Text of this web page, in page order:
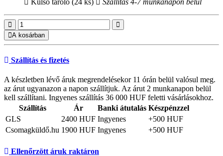
A kosárban
Szállítás és fizetés
A készletben lévő áruk megrendelésekor 11 órán belül valósul meg.
az árut ugyanazon a napon szállítjuk. Az árut 2 munkanapon belül
kell szállítani. Ingyenes szállítás 36 000 HUF feletti vásárlásokhoz.
Szállítás
Ár Banki átutalás Készpénzzel
GLS
2400 HUF Ingyenes
+500 HUF
Csomagküldő.hu 1900 HUF Ingyenes +500 HUF
Ellenőrzött áruk raktáron